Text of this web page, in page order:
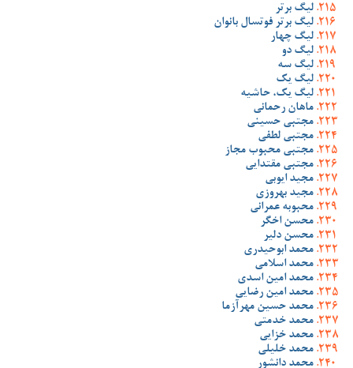
لیگ برتر
لیگ برتر فوتسال بانوان
لیگ چهار
لیگ دو
لیگ سه
لیگ یک
لیگ یک، حاشیه
ماهان رحمانی
مجتبی حسینی
مجتبی لطفی
مجتبی محبوب مجاز
مجتبی مقتدایی
مجید ایوبی
مجید بهروزی
محبوبه عمرانی
محسن اخگر
محسن دلیر
محمد ابوحیدری
محمد اسلامی
محمد امین اسدی
محمد امین رضایی
محمد حسین مهرآزما
محمد خدمتی
محمد خزایی
محمد خلیلی
محمد دانشور